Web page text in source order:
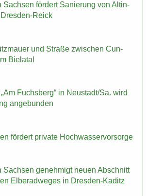
Sach­sen för­dert Sa­nie­rung von Alt­in­
​Reick
und Stra­ße zwi­schen Cun­
Bie­la­tal
Fuchs­berg“ in Neu­stadt/Sa. wird
an­ge­bun­den
för­dert pri­va­te Hoch­was­ser­vor­sor­ge
Sach­sen ge­neh­migt neuen Ab­schnitt
El­be­rad­we­ges in Dresden-​Kaditz